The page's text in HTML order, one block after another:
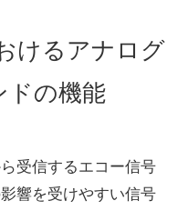
けるアナログ
ドの機能
受信するエコー信号
響を受けやすい信号